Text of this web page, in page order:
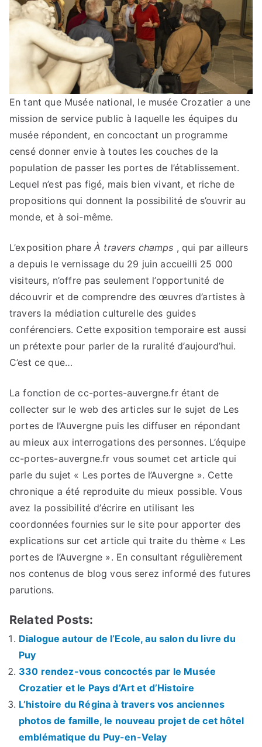
En tant que Musée national, le musée Crozatier a une
mission de service public à laquelle les équipes du
musée répondent, en concoctant un programme
censé donner envie à toutes les couches de la
population de passer les portes de l’établissement.
Lequel n’est pas figé, mais bien vivant, et riche de
propositions qui donnent la possibilité de s’ouvrir au
monde, et à soi-même.
L’exposition phareÀ travers champs , qui par ailleurs
a depuis le vernissage du 29 juin accueilli 25 000
visiteurs, n’offre pas seulement l’opportunité de
découvrir et de comprendre des œuvres d’artistes à
travers la médiation culturelle des guides
conférenciers. Cette exposition temporaire est aussi
un prétexte pour parler de la ruralité d’aujourd’hui.
C’est ce que…
La fonction de cc-portes-auvergne.fr étant de
collecter sur le web des articles sur le sujet de Les
portes de l’Auvergne puis les diffuser en répondant
au mieux aux interrogations des personnes. L’équipe
cc-portes-auvergne.fr vous soumet cet article qui
parle du sujet « Les portes de l’Auvergne ». Cette
chronique a été reproduite du mieux possible. Vous
avez la possibilité d’écrire en utilisant les
coordonnées fournies sur le site pour apporter des
explications sur cet article qui traite du thème « Les
portes de l’Auvergne ». En consultant régulièrement
nos contenus de blog vous serez informé des futures
parutions.
Related Posts:
Dialogue autour de l’Ecole, au salon du livre du
Puy
330 rendez-vous concoctés par le Musée
Crozatier et le Pays d’Art et d’Histoire
L’histoire du Régina à travers vos anciennes
photos de famille, le nouveau projet de cet hôtel
emblématique du Puy-en-Velay